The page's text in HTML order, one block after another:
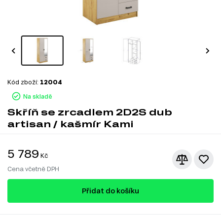
Na skladě
Kód zboží: 12004
Skříň se zrcadlem 2D2S dub
artisan / kašmír Kami
5 789 Kč
Cena včetně DPH
Přidat do košíku